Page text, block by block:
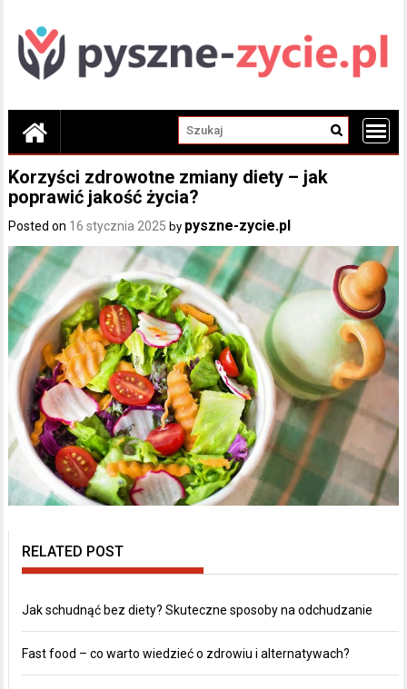
content
Korzyści zdrowotne zmiany diety – jak
poprawić jakość życia?
Posted on 16 stycznia 2025 by pyszne-zycie.pl
RELATED POST
Jak schudnąć bez diety? Skuteczne sposoby na odchudzanie
Fast food – co warto wiedzieć o zdrowiu i alternatywach?